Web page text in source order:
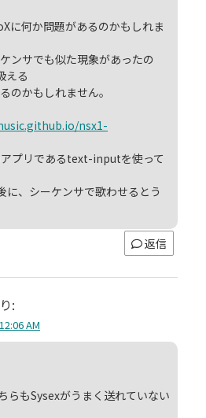
に何か問題があるのかもしれま
ンサでも似た現象があったの
える
のかもしれません。
nsx1-
プリであるtext-inputを使って
に、シーケンサで歌わせるとう
返信
:
AM
らもSysexがうまく送れていない